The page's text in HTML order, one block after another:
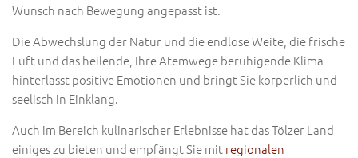
Wunsch nach Bewegung angepasst ist.
Die Abwechslung der Natur und die endlose Weite, die frische
Luft und das heilende, Ihre Atemwege beruhigende Klima
hinterlässt positive Emotionen und bringt Sie körperlich und
seelisch in Einklang.
Auch im Bereich kulinarischer Erlebnisse hat das Tölzer Land
einiges zu bieten und empfängt Sie mitregionalen